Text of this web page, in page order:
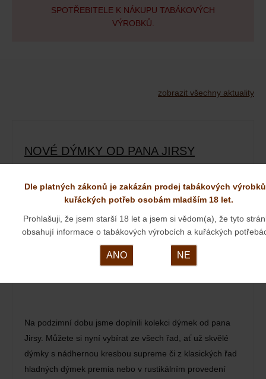
SPOTŘEBITELE K NÁKUPU TABÁKOVÝCH
VÝROBKŮ.
zobrazit všechny aktuality
NOVÉ DÝMKY OD PANA JIRSY
Na podzimní dobu jsme doplnili kolekci dýmek od pana
Jirsy. Můžete si nyní vybírat ze všech řad, ať už skvělé
dýmky s nádhernou kresbou supreme či z klasických řad
hladných dýmek premia nebo v rustikálním provedení
Dle platných zákonů je zakázán prodej tabákových
kuřáckých potřeb osobám mladším 18 let.
Prohlašuji, že jsem starší 18 let a jsem si vědom(a), že tyto
obsahují informace o tabákových výrobcích a kuřáckých
ANO NE